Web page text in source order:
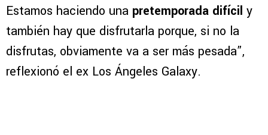
Estamos haciendo una pretemporada difícil y
también hay que disfrutarla porque, si no la
disfrutas, obviamente va a ser más pesada”,
reflexionó el ex Los Ángeles Galaxy.